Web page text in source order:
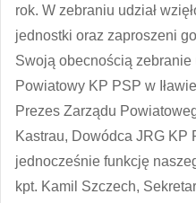
rok. W zebraniu udział
jednostki oraz zaproszeni
Swoją obecnością
Powiatowy KP PSP w
Prezes Zarządu
Kastrau, Dowódca JRG KP
jednocześnie funkcję
kpt. Kamil Szczech,